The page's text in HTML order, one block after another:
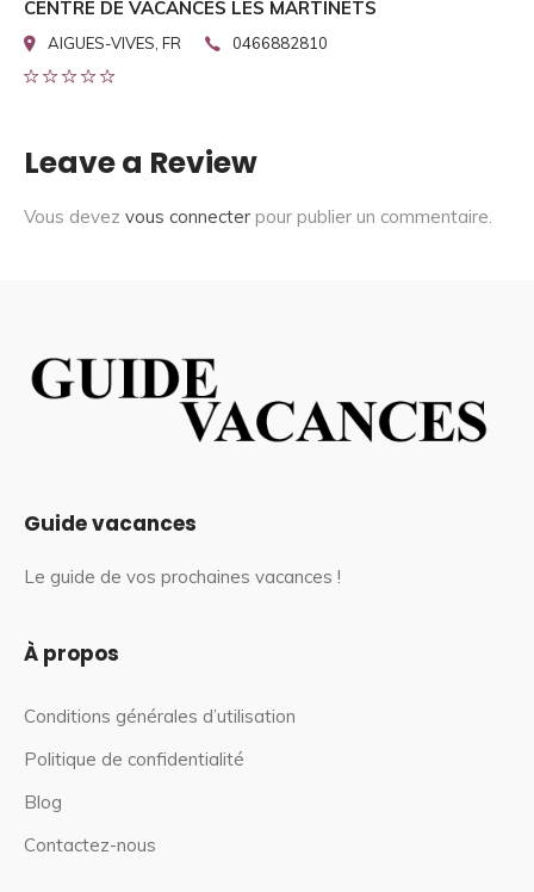
CENTRE DE VACANCES LES MARTINETS
AIGUES-VIVES, FR 0466882810
Leave a Review
Vous devez vous connecter pour publier un commentaire.
Guide vacances
Le guide de vos prochaines vacances !
À propos
Conditions générales d’utilisation
Politique de confidentialité
Blog
Contactez-nous